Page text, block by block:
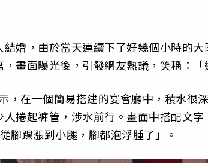
婚，由於當天連續下了好幾個小時的
畫面曝光後，引發網友熱議，笑稱：「
，在一個簡易搭建的宴會廳中，積水很
捲起褲管，涉水前行。畫面中搭配文
腳踝漲到小腿，腳都泡浮腫了」。